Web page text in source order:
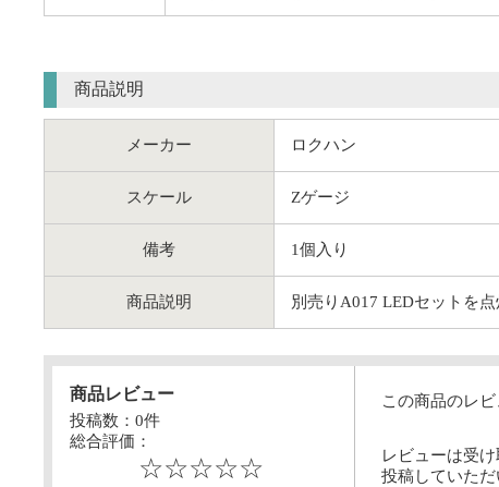
商品説明
メーカー ロクハン
スケール Zゲージ
備考 1個入り
商品説明 別売りA017 LEDセットを
商品レビュー
投稿数： 0件
総合評価：
☆☆☆☆☆
この商品のレビ
レビューは受
投稿していた